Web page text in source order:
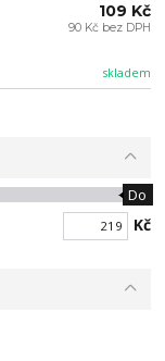
skladem
109 Kč
90 Kč bez DPH
Do
Kč